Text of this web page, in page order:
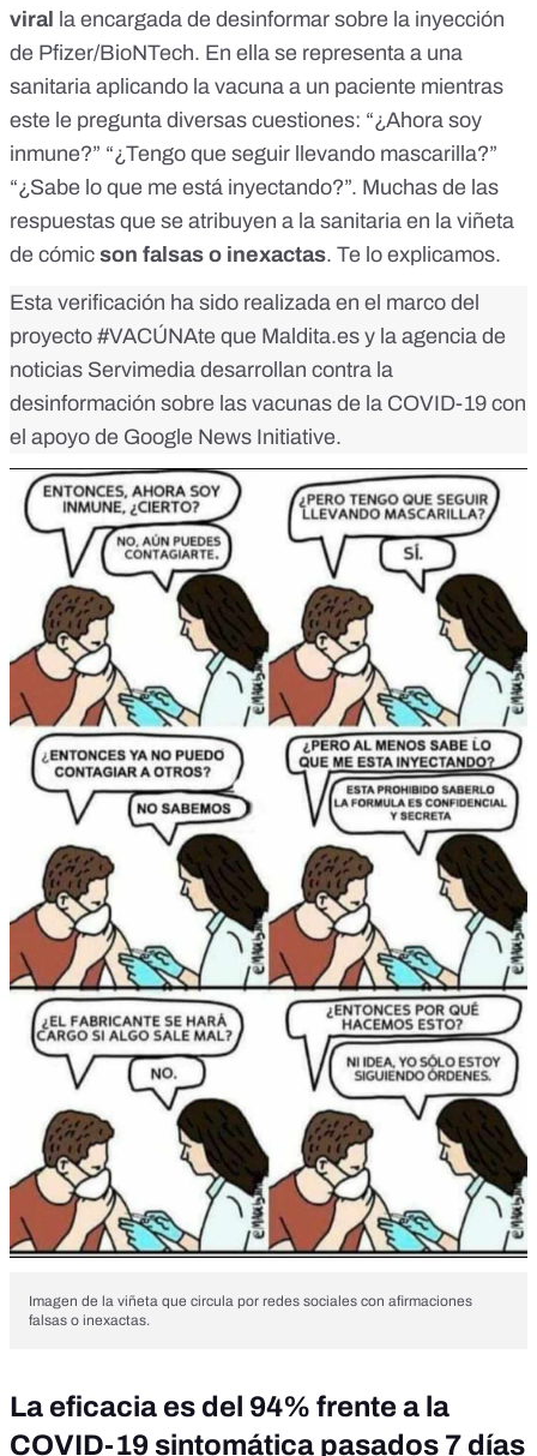
viral la encargada de desinformar sobre la inyección
de Pfizer/BioNTech. En ella se representa a una
sanitaria aplicando la vacuna a un paciente mientras
este le pregunta diversas cuestiones: “¿Ahora soy
inmune?” “¿Tengo que seguir llevando mascarilla?”
“¿Sabe lo que me está inyectando?”. Muchas de las
respuestas que se atribuyen a la sanitaria en la viñeta
de cómic son falsas o inexactas. Te lo explicamos.
Esta verificación ha sido realizada en el marco del
proyecto #VACÚNAte que Maldita.es y la agencia de
noticias Servimedia desarrollan contra la
desinformación sobre las vacunas de la COVID-19 con
el apoyo de Google News Initiative.
Imagen de la viñeta que circula por redes sociales con afirmaciones
falsas o inexactas.
La eficacia es del 94% frente a la
COVID-19 sintomática pasados 7 días